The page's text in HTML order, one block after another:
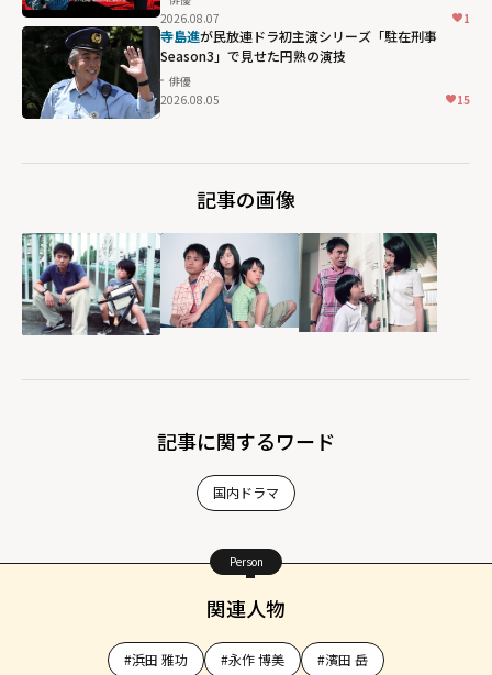
2026.08.07
1
寺島進が民放連ドラ初主演シリーズ「駐在刑事
Season3」で見せた円熟の演技
俳優
2026.08.05
15
記事の画像
記事に関するワード
国内ドラマ
Person
関連人物
#浜田 雅功 #永作 博美 #濱田 岳